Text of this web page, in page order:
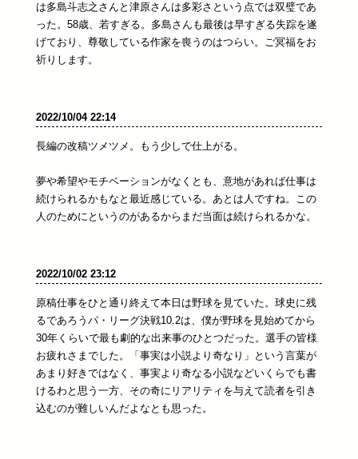
は多島斗志之さんと津原さんは多彩さという点では双璧であ
った。58歳、若すぎる。多島さんも最後は早すぎる失踪を遂
げており、尊敬している作家を喪うのはつらい。ご冥福をお
祈りします。
2022/10/04 22:14
長編の改稿ツメツメ。もう少しで仕上がる。
夢や希望やモチベーションがなくとも、意地があれば仕事は
続けられるかもなと最近感じている。あとは人ですね。この
人のためにというのがあるからまだ当面は続けられるかな。
2022/10/02 23:12
原稿仕事をひと通り終えて本日は野球を見ていた。球史に残
るであろうパ・リーグ決戦10.2は、僕が野球を見始めてから
30年くらいで最も劇的な出来事のひとつだった。選手の皆様
お疲れさまでした。「事実は小説より奇なり」という言葉が
あまり好きではなく、事実より奇なる小説などいくらでも書
けるわと思う一方、その奇にリアリティを与えて読者を引き
込むのが難しいんだよなとも思った。